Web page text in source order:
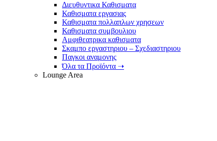
Διευθυντικα Καθισματα
Καθισματα εργασιας
Καθισματα πολλαπλων χρησεων
Καθισματα συμβουλιου
Αμφιθεατρικα καθισματα
Σκαμπο εργαστηριου – Σχεδιαστηριου
Παγκοι αναμονης
Όλα τα Προϊόντα ➝
Lounge Area